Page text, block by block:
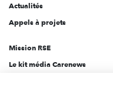
Actualités
Appels à projets
Mission RSE
Le kit média Carenews